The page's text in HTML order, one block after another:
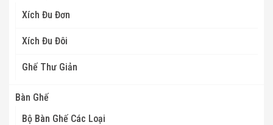
Xích Đu Đơn
Xích Đu Đôi
Ghế Thư Giản
Bàn Ghế
Bộ Bàn Ghế Các Loại